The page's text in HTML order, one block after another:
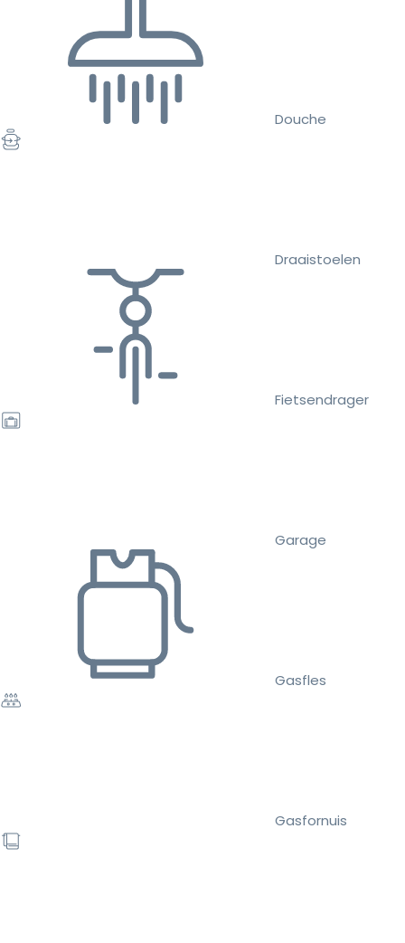
Douche
Draaistoelen
Fietsendrager
Garage
Gasfles
Gasfornuis